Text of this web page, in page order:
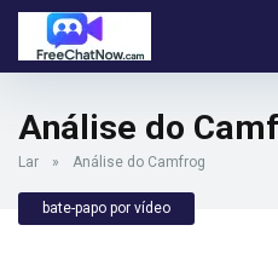
Análise do
Lar » Análise do Camfrog
bate-papo por vídeo